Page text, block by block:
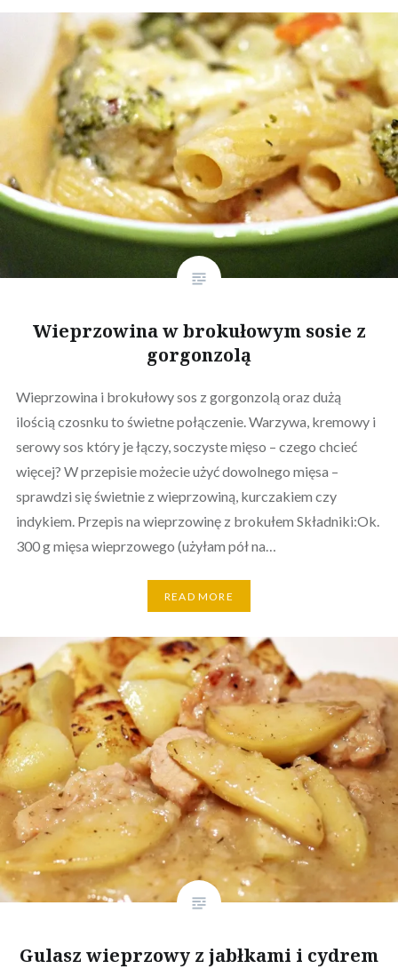
Wieprzowina w brokułowym sosie z
gorgonzolą
Wieprzowina i brokułowy sos z gorgonzolą oraz dużą
ilością czosnku to świetne połączenie. Warzywa, kremowy i
serowy sos który je łączy, soczyste mięso – czego chcieć
więcej? W przepisie możecie użyć dowolnego mięsa –
sprawdzi się świetnie z wieprzowiną, kurczakiem czy
indykiem. Przepis na wieprzowinę z brokułem Składniki:Ok.
300 g mięsa wieprzowego (użyłam pół na…
READ MORE
Gulasz wieprzowy z jabłkami i cydrem